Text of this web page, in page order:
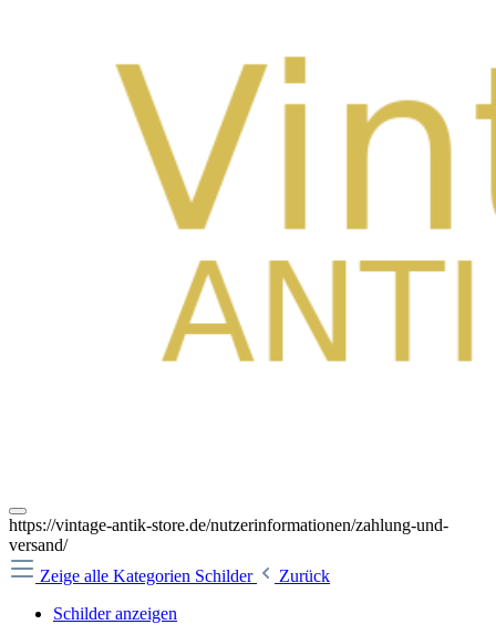
https://vintage-antik-store.de/nutzerinformationen/zahlung-und-
versand/
Zeige alle Kategorien Schilder
Zurück
Schilder anzeigen